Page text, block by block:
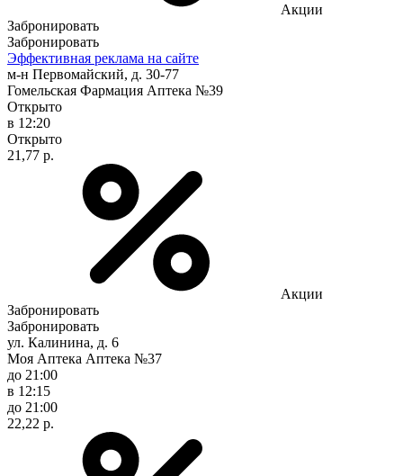
Акции
Забронировать
Забронировать
Эффективная реклама на сайте
м-н Первомайский, д. 30-77
Гомельская Фармация Аптека №39
Открыто
в 12:20
Открыто
21,77 р.
Акции
Забронировать
Забронировать
ул. Калинина, д. 6
Моя Аптека Аптека №37
до 21:00
в 12:15
до 21:00
22,22 р.